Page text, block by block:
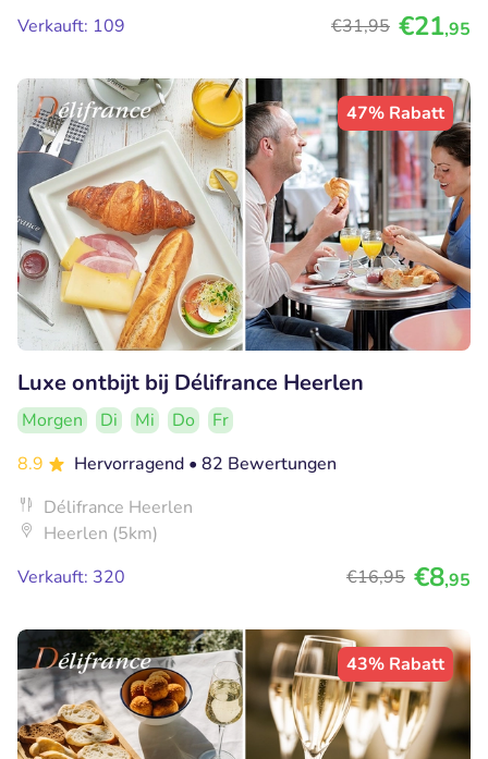
Verkauft: 109
€31,95 €21,95
47% Rabatt
Luxe ontbijt bij Délifrance Heerlen
Morgen Di Mi Do
Fr
8.9
Hervorragend • 82 Bewertungen
Délifrance Heerlen
Heerlen (5km)
Verkauft: 320
€16,95 €8,95
43% Rabatt